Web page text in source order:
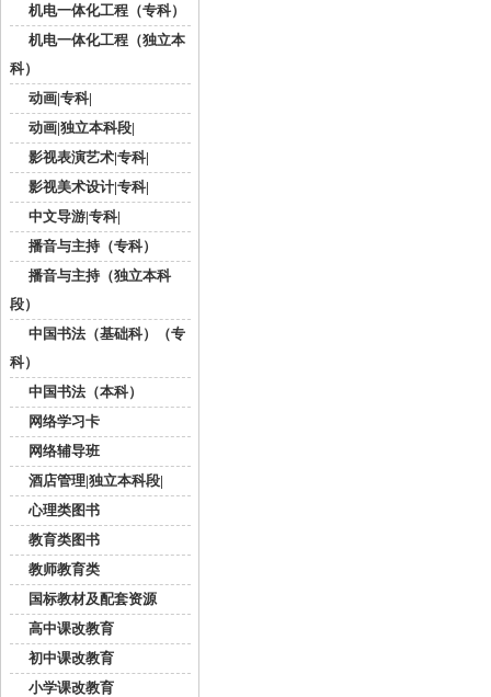
机电一体化工程（专科）
机电一体化工程（独立本
科）
动画|专科|
动画|独立本科段|
影视表演艺术|专科|
影视美术设计|专科|
中文导游|专科|
播音与主持（专科）
播音与主持（独立本科
段）
中国书法（基础科）（专
科）
中国书法（本科）
网络学习卡
网络辅导班
酒店管理|独立本科段|
心理类图书
教育类图书
教师教育类
国标教材及配套资源
高中课改教育
初中课改教育
小学课改教育